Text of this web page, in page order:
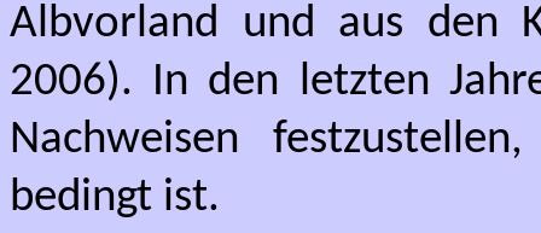
Albvorland und aus den
2006). In den letzten
Nachweisen
bedingt ist.